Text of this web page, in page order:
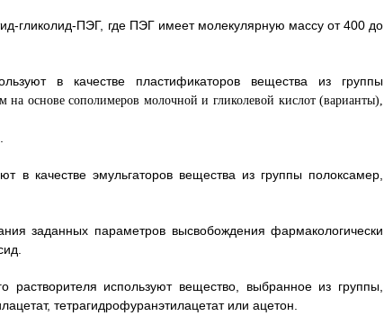
гликолид-ПЭГ, где ПЭГ имеет молекулярную массу от 400 до
в качестве пластификаторов вещества из группы
в качестве эмульгаторов вещества из группы полоксамер,
заданных параметров высвобождения фармакологически
используют вещество, выбранное из группы,
тетрагидрофуранэтилацетат или ацетон.